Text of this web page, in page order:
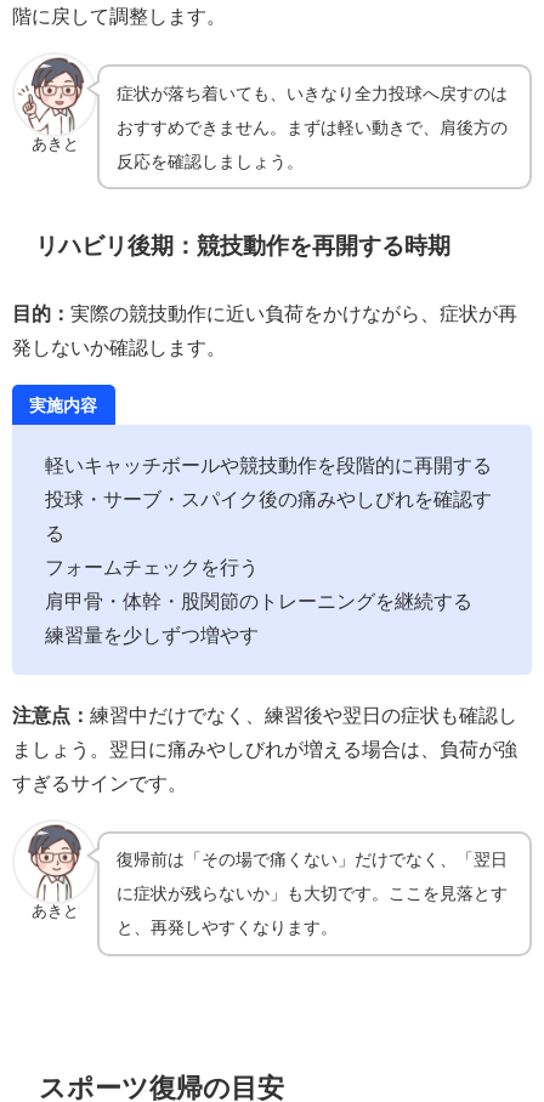
階に戻して調整します。
あきと
症状が落ち着いても、いきなり全力投球へ戻すのは
おすすめできません。まずは軽い動きで、肩後方の
反応を確認しましょう。
リハビリ後期：競技動作を再開する時期
目的： 実際の競技動作に近い負荷をかけながら、症状が再
発しないか確認します。
実施内容
軽いキャッチボールや競技動作を段階的に再開する
投球・サーブ・スパイク後の痛みやしびれを確認す
る
フォームチェックを行う
肩甲骨・体幹・股関節のトレーニングを継続する
練習量を少しずつ増やす
注意点： 練習中だけでなく、練習後や翌日の症状も確認し
ましょう。翌日に痛みやしびれが増える場合は、負荷が強
すぎるサインです。
あきと
復帰前は「その場で痛くない」だけでなく、「翌日
に症状が残らないか」も大切です。ここを見落とす
と、再発しやすくなります。
スポーツ復帰の目安